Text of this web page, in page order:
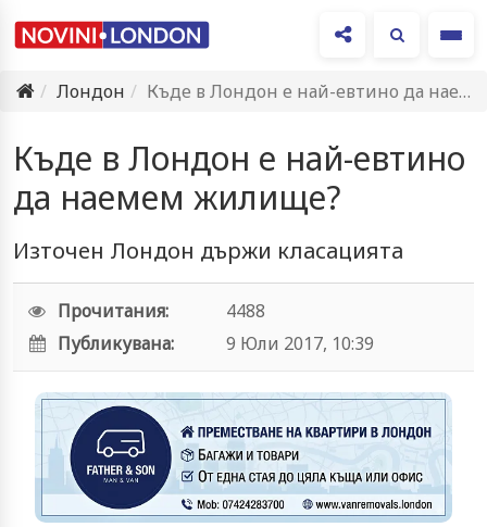
Лондон
Къде в Лондон е най-евтино да наемем жилище?
Къде в Лондон е най-евтино
да наемем жилище?
Източен Лондон държи класацията
Прочитания:
4488
Публикувана:
9 Юли 2017, 10:39